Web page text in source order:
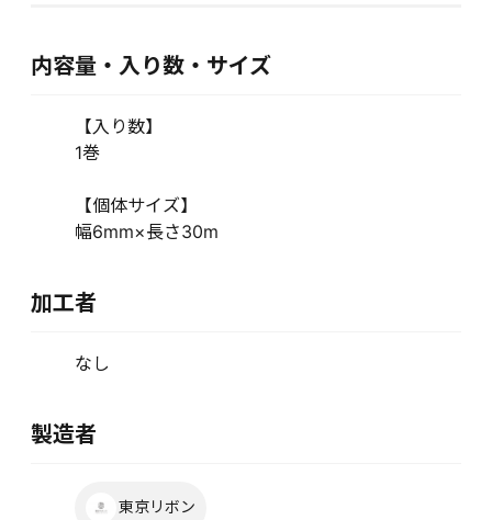
内容量・入り数・サイズ
【入り数】
1巻
【個体サイズ】
幅6mm×長さ30m
加工者
なし
製造者
東京リボン